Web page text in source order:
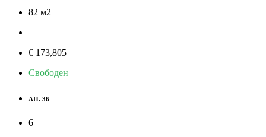
82 м2
€ 173,805
Свободен
АП. 36
6